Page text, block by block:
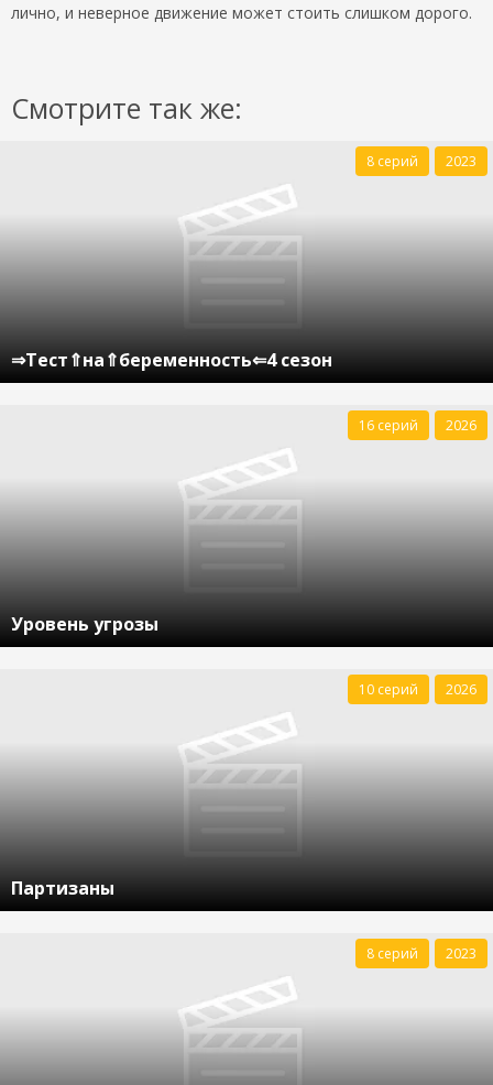
лично, и неверное движение может стоить слишком дорого.
Смотрите так же:
⇒Тест⇑на⇑беременность⇐4 сезон
8 серий 2023
Уровень угрозы
16 серий 2026
Партизаны
10 серий 2026
8 серий 2023